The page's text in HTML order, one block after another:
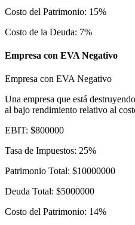
Costo del Patrimonio: 15%
Costo de la Deuda: 7%
Empresa con EVA Negativo
Empresa con EVA Negativo
Una empresa que está
al bajo rendimiento relativo al
EBIT: $800000
Tasa de Impuestos: 25%
Patrimonio Total: $10000000
Deuda Total: $5000000
Costo del Patrimonio: 14%